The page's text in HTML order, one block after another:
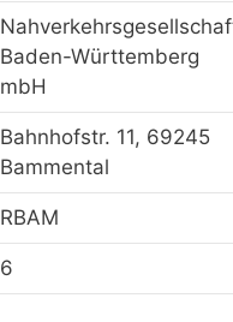
Baden-Württemberg
mbH
Bahnhofstr. 11, 69245
Bammental
RBAM
6